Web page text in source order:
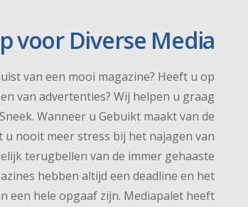
voor Diverse Media
van een mooi magazine? Heeft u op
van advertenties? Wij helpen u graag
Wanneer u Gebuikt maakt van de
nooit meer stress bij het najagen van
terugbellen van de immer gehaaste
hebben altijd een deadline en het
een hele opgaaf zijn. Mediapalet heeft